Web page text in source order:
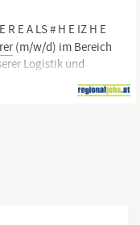
R E A LS # H E IZ H E
(m/w/d) im Bereich
Logistik und
termingerecht